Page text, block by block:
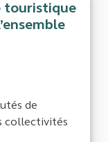
touristique
de
collectivités